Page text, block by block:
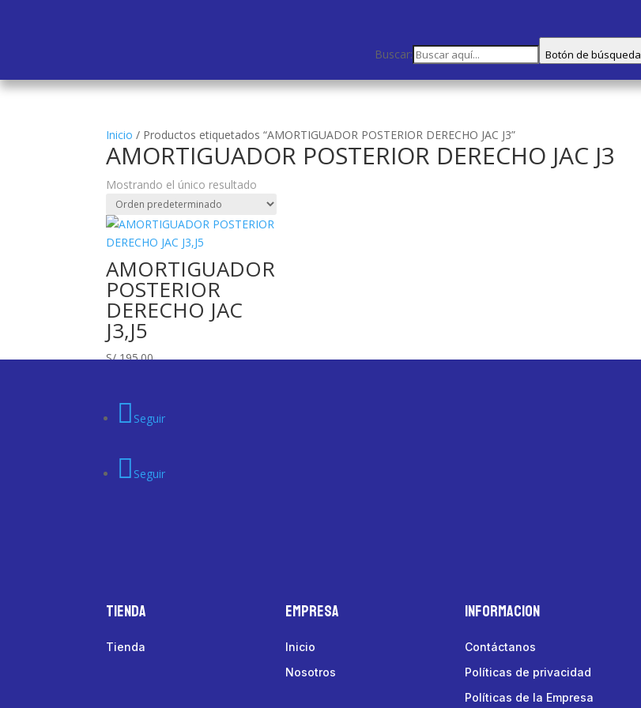
Buscar: Botón de búsqueda
Inicio / Productos etiquetados “AMORTIGUADOR POSTERIOR DERECHO JAC J3”
AMORTIGUADOR POSTERIOR DERECHO JAC J3
Mostrando el único resultado
AMORTIGUADOR
POSTERIOR
DERECHO JAC
J3,J5
S/195.00
Seguir
Seguir
Tienda
Tienda
Empresa
Inicio
Nosotros
Informacion
Contáctanos
Políticas de privacidad
Políticas de la Empresa